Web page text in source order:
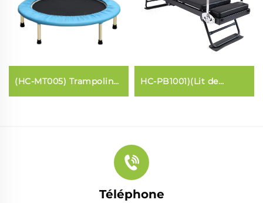
(HC-MT005) Trampoline
à ceinture élastique
HC-PB1001)(Lit de
Pilates pour le
Téléphone